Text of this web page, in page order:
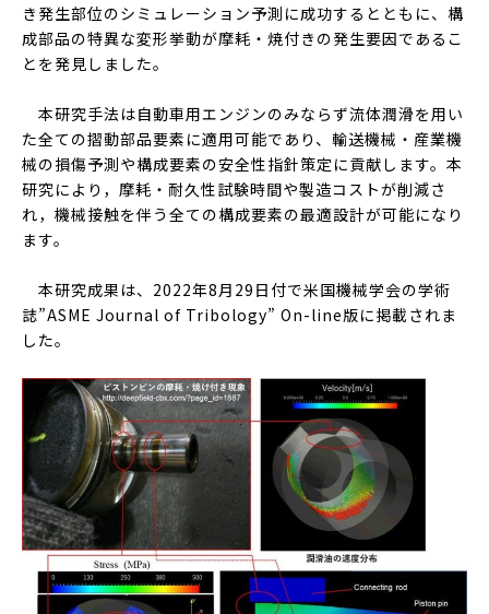
き発生部位のシミュレーション予測に成功するとともに、構
成部品の特異な変形挙動が摩耗・焼付きの発生要因であるこ
とを発見しました。
本研究手法は自動車用エンジンのみならず流体潤滑を用い
た全ての摺動部品要素に適用可能であり、輸送機械・産業機
械の損傷予測や構成要素の安全性指針策定に貢献します。本
研究により，摩耗・耐久性試験時間や製造コストが削減さ
れ，機械接触を伴う全ての構成要素の最適設計が可能になり
ます。
本研究成果は、2022年8月29日付で米国機械学会の学術
誌”ASME Journal of Tribology” On-line版に掲載されま
した。